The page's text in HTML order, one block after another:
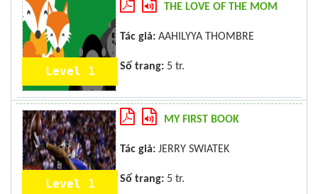
Level 1
THE LOVE OF THE MOM
Tác giả: AAHILYYA THOMBRE
Số trang: 5 tr.
Level 1
MY FIRST BOOK
Tác giả: JERRY SWIATEK
Số trang: 5 tr.